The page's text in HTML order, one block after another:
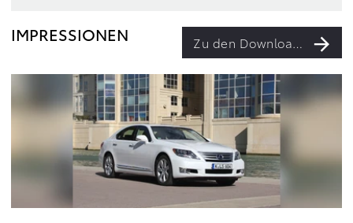
IMPRESSIONEN Zu den Downloads